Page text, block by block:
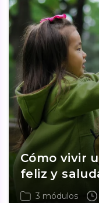
Cómo vivir
feliz y
3 módulos